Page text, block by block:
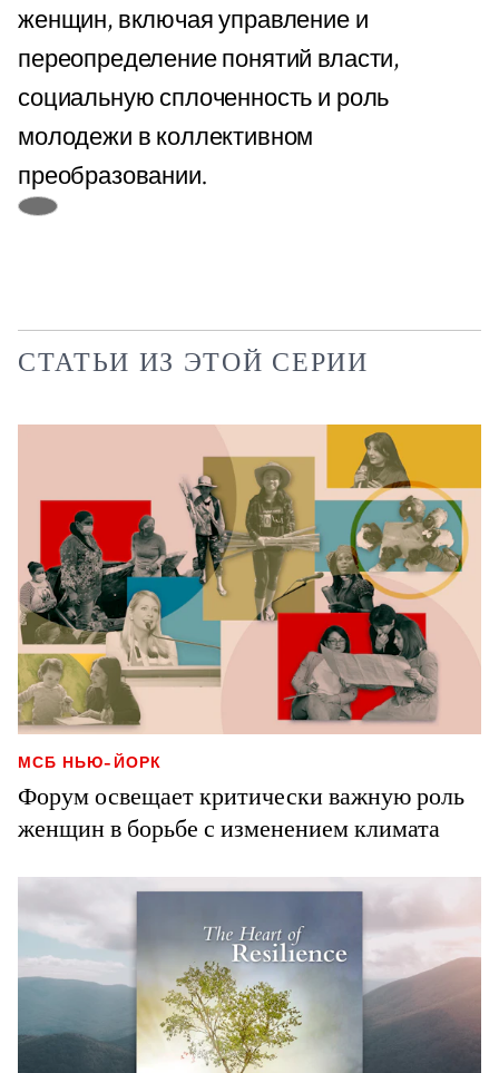
женщин, включая управление и
переопределение понятий власти,
социальную сплоченность и роль
молодежи в коллективном
преобразовании.
СТАТЬИ ИЗ ЭТОЙ СЕРИИ
МСБ НЬЮ-ЙОРК
Форум освещает критически важную роль
женщин в борьбе с изменением климата